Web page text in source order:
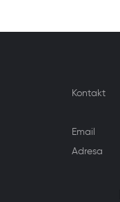
Kontakt
Email
Adresa